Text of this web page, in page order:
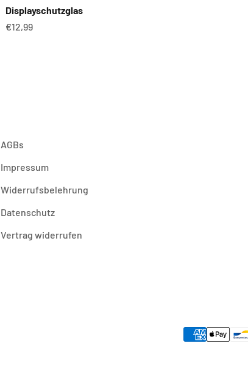
Displayschutzglas
Angebot
€12,99
AGBs
Impressum
Widerrufsbelehrung
Datenschutz
Vertrag widerrufen